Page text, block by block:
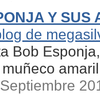
Y SUS
de
Bob